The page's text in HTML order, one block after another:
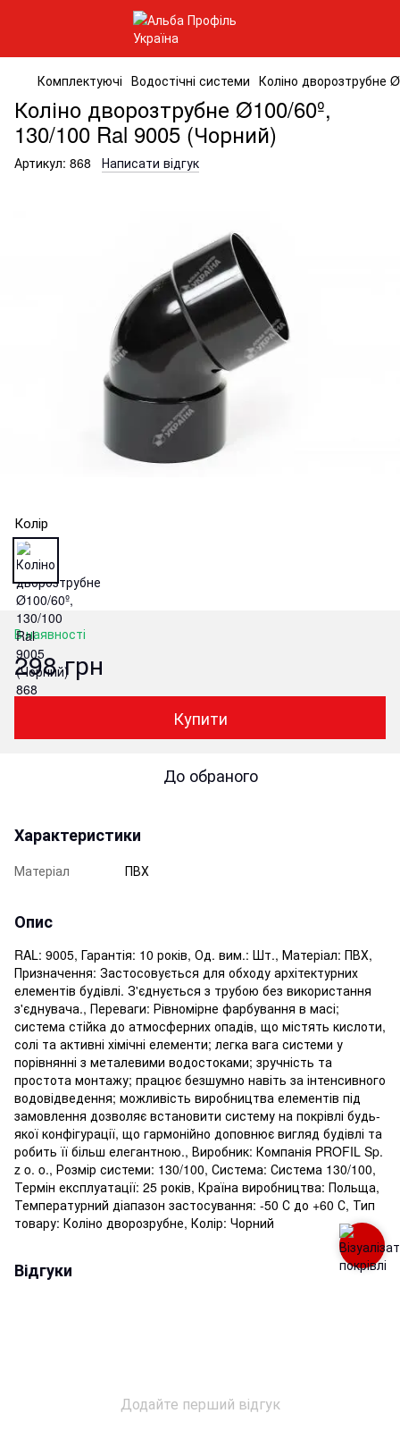
Комплектуючі Водостічні системи Коліно дворозтрубне
Коліно дворозтрубне Ø100/60º,
130/100 Ral 9005 (Чорний)
Артикул: 868 Написати відгук
Колір
В наявності
298 грн
Купити
До обраного
Характеристики
Матеріал ПВХ
Опис
RAL: 9005, Гарантія: 10 років, Од. вим.: Шт., Матеріал: ПВХ,
Призначення: Застосовується для обходу архітектурних
елементів будівлі. З'єднується з трубою без використання
з'єднувача., Переваги: ​​Рівномірне фарбування в масі;
система стійка до атмосферних опадів, що містять кислоти,
солі та активні хімічні елементи; легка вага системи у
порівнянні з металевими водостоками; зручність та
простота монтажу; працює безшумно навіть за інтенсивного
водовідведення; можливість виробництва елементів під
замовлення дозволяє встановити систему на покрівлі будь-
якої конфігурації, що гармонійно доповнює вигляд будівлі та
робить її більш елегантною., Виробник: Компанія PROFIL Sp.
z o. o., Розмір системи: 130/100, Система: Система 130/100,
Термін експлуатації: 25 років, Країна виробництва: Польща,
Температурний діапазон застосування: -50 С до +60 С, Тип
товару: Коліно дворозрубне, Колір: Чорний
Відгуки
Додайте перший відгук